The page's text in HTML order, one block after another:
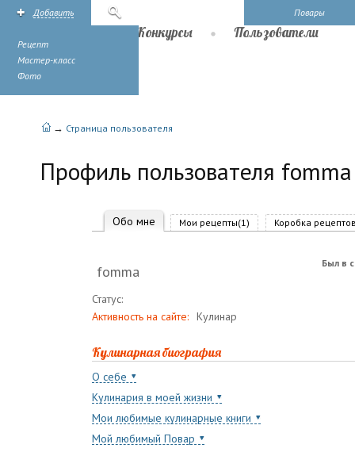
Повары
Добавить
Рецепт
Мастер-класс
Фото
Конкурсы Пользователи
→ Страница пользователя
Профиль пользователя fomma
Обо мне Мои рецепты(1) Коробка
fomma Был в
Статус:
Активность на сайте: Кулинар
Кулинарная биография
О себе
Кулинария в моей жизни
Мои любимые кулинарные книги
Мой любимый Повар